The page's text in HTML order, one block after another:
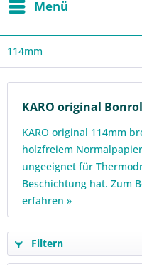
Menü
114mm
KARO original
KARO original 114mm
holzfreiem
ungeeignet für
Beschichtung hat. Zum
erfahren »
Filtern